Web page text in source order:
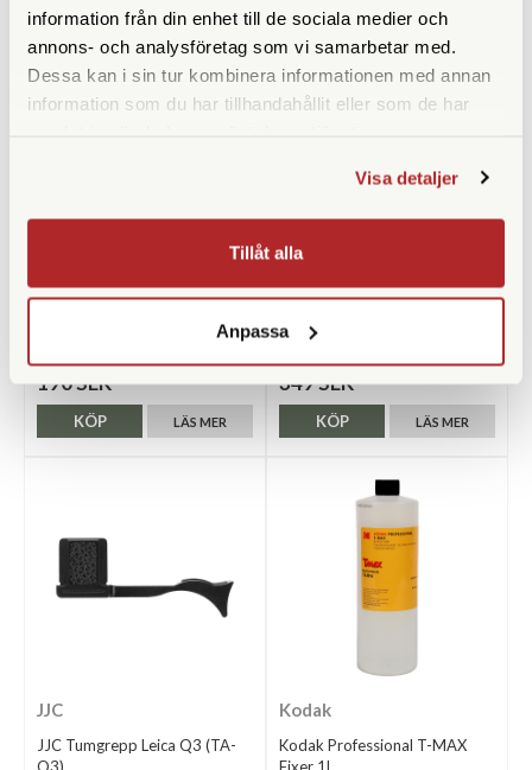
information från din enhet till de sociala medier och
annons- och analysföretag som vi samarbetar med.
Dessa kan i sin tur kombinera informationen med annan
information som du har tillhandahållit eller som de har
Visa detaljer
Tillåt alla
Anpassa
Opticron Stativfäste Takkant
190 SEK
LÄS MER
KÖP
Green Clean
Green Clean Tryckluft 400ml
Finns i lager
349 SEK
LÄS MER
KÖP
JJC
JJC Tumgrepp Leica Q3 (TA-
Q3)
Kodak
Kodak Professional T-MAX
Fixer 1L